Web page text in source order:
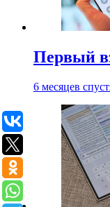
Первый
6 месяцев